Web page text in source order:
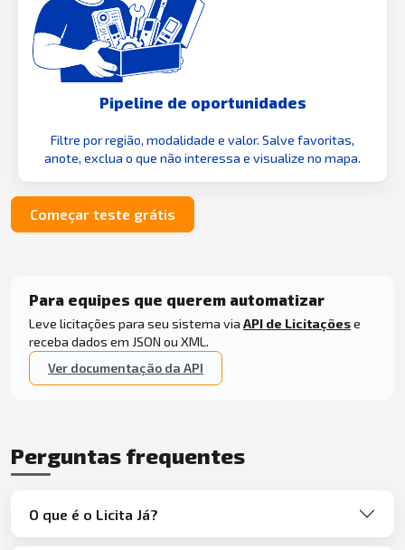
Pipeline de oportunidades
Filtre por região, modalidade e valor. Salve favoritas,
anote, exclua o que não interessa e visualize no mapa.
Começar teste grátis
Para equipes que querem automatizar
Leve licitações para seu sistema via API de Licitaçõese
receba dados em JSON ou XML.
Ver documentação da API
Perguntas frequentes
O que é o Licita Já?